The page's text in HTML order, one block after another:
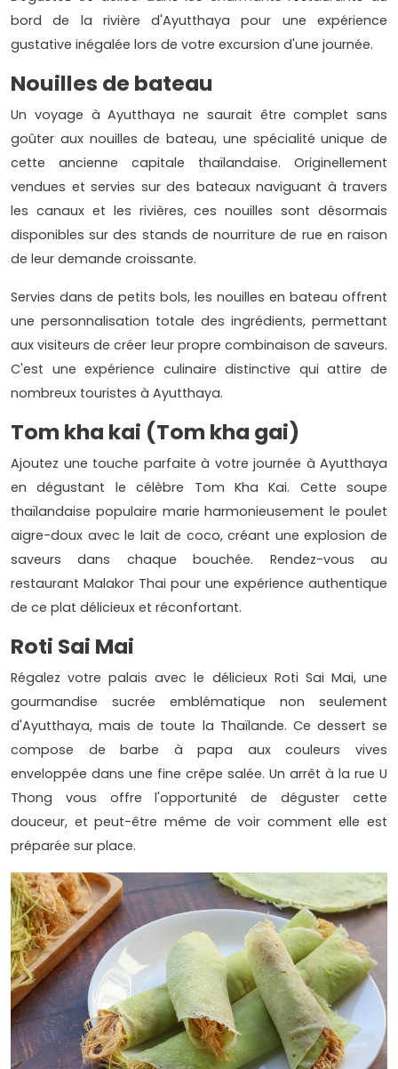
bord de la rivière d'Ayutthaya pour une expérience
gustative inégalée lors de votre excursion d'une journée.
Nouilles de bateau
Un voyage à Ayutthaya ne saurait être complet sans
goûter aux nouilles de bateau, une spécialité unique de
cette ancienne capitale thaïlandaise. Originellement
vendues et servies sur des bateaux naviguant à travers
les canaux et les rivières, ces nouilles sont désormais
disponibles sur des stands de nourriture de rue en raison
de leur demande croissante.
Servies dans de petits bols, les nouilles en bateau offrent
une personnalisation totale des ingrédients, permettant
aux visiteurs de créer leur propre combinaison de saveurs.
C'est une expérience culinaire distinctive qui attire de
nombreux touristes à Ayutthaya.
Tom kha kai (Tom kha gai)
Ajoutez une touche parfaite à votre journée à Ayutthaya
en dégustant le célèbre Tom Kha Kai. Cette soupe
thaïlandaise populaire marie harmonieusement le poulet
aigre-doux avec le lait de coco, créant une explosion de
saveurs dans chaque bouchée. Rendez-vous au
restaurant Malakor Thai pour une expérience authentique
de ce plat délicieux et réconfortant.
Roti Sai Mai
Régalez votre palais avec le délicieux Roti Sai Mai, une
gourmandise sucrée emblématique non seulement
d'Ayutthaya, mais de toute la Thaïlande. Ce dessert se
compose de barbe à papa aux couleurs vives
enveloppée dans une fine crêpe salée. Un arrêt à la rue U
Thong vous offre l'opportunité de déguster cette
douceur, et peut-être même de voir comment elle est
préparée sur place.